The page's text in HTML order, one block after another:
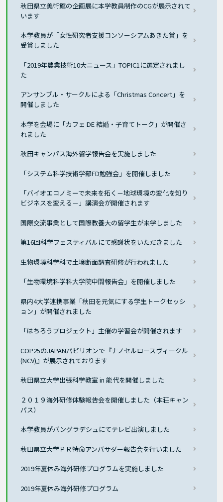
秋田県立美術館の企画展に本学教員制作のCGが展示されて
います
本学教員が「女性研究者支援コンソーシアムあきた賞」を
受賞しました
「2019年農業技術10大ニュース」TOPIC1に選定されまし
た
アンサンブル・サークルによる「Christmas Concert」を
開催しました
本学を会場に「カフェ DE 結婚・子育てトーク」が開催さ
れました
秋田キャンパス海外留学報告会を実施しました
「システム科学技術学部FD勉強会」を開催しました
「バイオエコノミーで未来を拓く－地球環境の変化を知り
ビジネスを変える－」講演会が開催されます
国際交流事業として国際教養大の留学生が来学しました
第16回科学フェスティバルにて感謝状をいただきました
生物環境科学科で土壌断面調査研修が行われました
「生物環境科学科大学院中間報告会」を開催しました
県内4大学連携事業「秋田を元気にする学生トークセッシ
ョン」が開催されました
「はちろうプロジェクト」主催の学習会が開催されます
COP25のJAPANパビリオンで『ナノセルロースヴィークル
(NCV)』が展示されております
秋田県立大学出張科学教室 in 能代を開催しました
２０１９海外研修体験報告会を開催しました（本荘キャン
パス）
本学教員がバングラデシュにてテレビ出演しました
秋田県立大学ＰＲ特命アンバサダー報告会を行いました
2019年夏休み海外研修プログラムを実施しました
2019年夏休み海外研修プログラム